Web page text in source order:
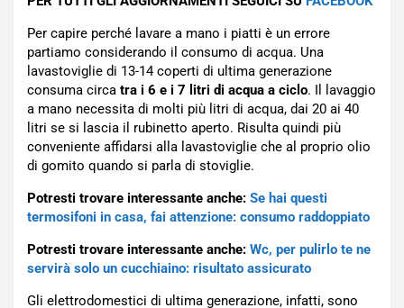
Per capire perché lavare a mano i piatti è un errore
partiamo considerando il consumo di acqua. Una
lavastoviglie di 13-14 coperti di ultima generazione
consuma circa tra i 6 e i 7 litri di acqua a ciclo. Il lavaggio
a mano necessita di molti più litri di acqua, dai 20 ai 40
litri se si lascia il rubinetto aperto. Risulta quindi più
conveniente affidarsi alla lavastoviglie che al proprio olio
di gomito quando si parla di stoviglie.
Potresti trovare interessante anche: Se hai questi
termosifoni in casa, fai attenzione: consumo raddoppiato
Potresti trovare interessante anche: Wc, per pulirlo te ne
servirà solo un cucchiaino: risultato assicurato
Gli elettrodomestici di ultima generazione, infatti, sono